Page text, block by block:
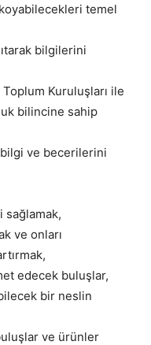
temel
bilgilerini
Kuruluşları ile
bilincine sahip
bilgi ve becerilerini
sağlamak,
ve onları
edecek buluşlar,
bir neslin
ve ürünler